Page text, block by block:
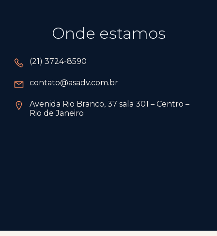
Onde estamos
(21) 3724-8590
contato@asadv.com.br
Avenida Rio Branco, 37 sala 301 – Centro –
Rio de Janeiro